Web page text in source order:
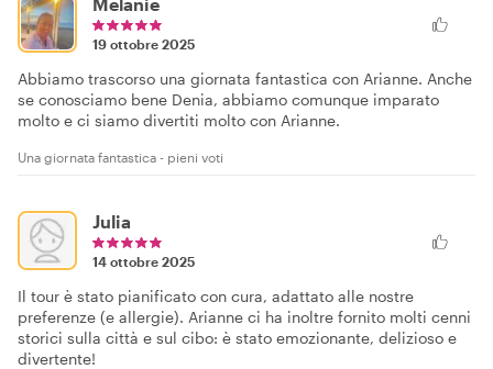
19 ottobre 2025
Abbiamo trascorso una giornata fantastica con Arianne. Anche
se conosciamo bene Denia, abbiamo comunque imparato
molto e ci siamo divertiti molto con Arianne.
Una giornata fantastica - pieni voti
Julia
14 ottobre 2025
Il tour è stato pianificato con cura, adattato alle nostre
preferenze (e allergie). Arianne ci ha inoltre fornito molti cenni
storici sulla città e sul cibo: è stato emozionante, delizioso e
divertente!